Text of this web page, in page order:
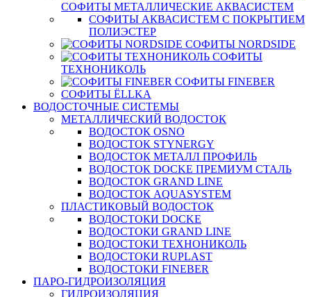
СОФИТЫ МЕТАЛЛИЧЕСКИЕ АКВАСИСТЕМ
СОФИТЫ АКВАСИСТЕМ С ПОКРЫТИЕМ
ПОЛИЭСТЕР
СОФИТЫ NORDSIDE
СОФИТЫ
ТЕХНОНИКОЛЬ
СОФИТЫ FINEBER
СОФИТЫ ЁLLKA
ВОДОСТОЧНЫЕ СИСТЕМЫ
МЕТАЛЛИЧЕСКИЙ ВОДОСТОК
ВОДОСТОК OSNO
ВОДОСТОК STYNERGY
ВОДОСТОК МЕТАЛЛ ПРОФИЛЬ
ВОДОСТОК DOCKE ПРЕМИУМ СТАЛЬ
ВОДОСТОК GRAND LINE
ВОДОСТОК AQUASYSTEM
ПЛАСТИКОВЫЙ ВОДОСТОК
ВОДОСТОКИ DOCKE
ВОДОСТОКИ GRAND LINE
ВОДОСТОКИ ТЕХНОНИКОЛЬ
ВОДОСТОКИ RUPLAST
ВОДОСТОКИ FINEBER
ПАРО-ГИДРОИЗОЛЯЦИЯ
ГИДРОИЗОЛЯЦИЯ